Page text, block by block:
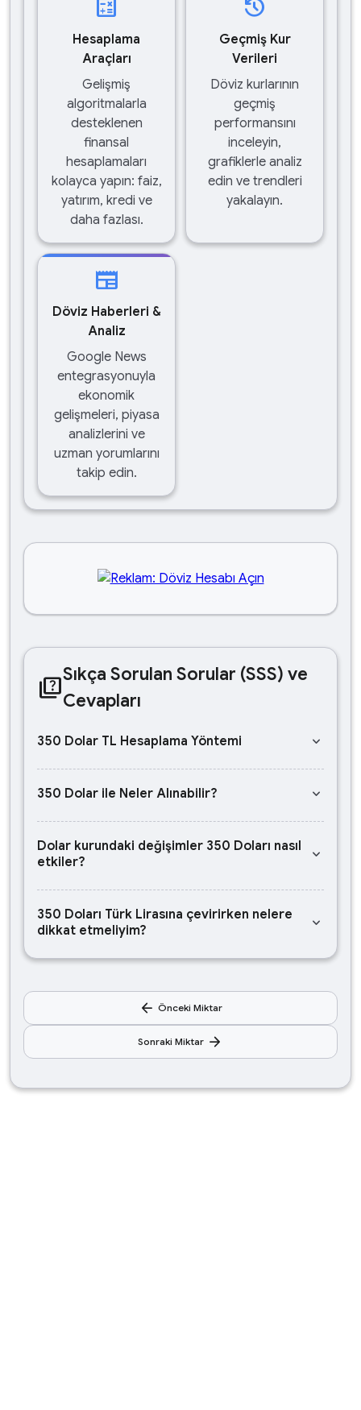
calculate
Hesaplama
Araçları
Gelişmiş
algoritmalarla
desteklenen
finansal
hesaplamaları
kolayca yapın: faiz,
yatırım, kredi ve
daha fazlası.
history
Geçmiş Kur
Verileri
Döviz kurlarının
geçmiş
performansını
inceleyin,
grafiklerle analiz
edin ve trendleri
yakalayın.
newspaper
Döviz Haberleri &
Analiz
Google News
entegrasyonuyla
ekonomik
gelişmeleri, piyasa
analizlerini ve
uzman yorumlarını
takip edin.
quizSıkça Sorulan Sorular (SSS) ve
Cevapları
350 Dolar TL Hesaplama Yöntemi keyboard_arrow_down
350 Dolar ile Neler Alınabilir? keyboard_arrow_down
Dolar kurundaki değişimler 350 Doları nasıl
etkiler?
keyboard_arrow_down
350 Doları Türk Lirasına çevirirken nelere
dikkat etmeliyim?
keyboard_arrow_down
arrow_back Önceki Miktar
Sonraki Miktar arrow_forward